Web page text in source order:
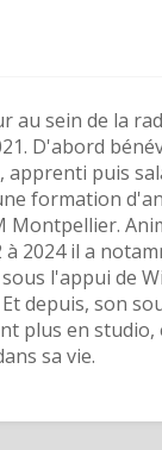
au sein de la
D'abord
apprenti puis
formation
Montpellier.
à 2024 il a
l'appui de
depuis, son
plus en studio,
sa vie.